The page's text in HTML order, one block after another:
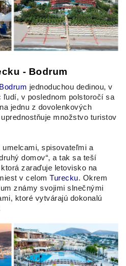
- Bodrum
Bodrum jednoduchou dedinou, v
ľudí, v poslednom polstoročí sa
jednu z dovolenkových
množstvo turistov
spisovateľmi a
domov“, a tak sa teší
zaraďuje letovisko na
v celomTurecku. Okrem
známy svojimi slnečnými
ktoré vytvárajú dokonalú